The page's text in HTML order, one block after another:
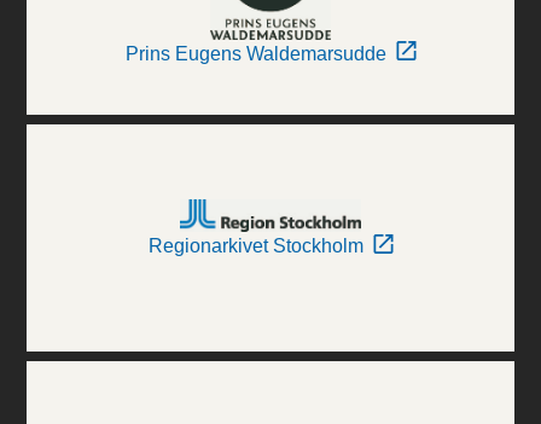
Prins Eugens Waldemarsudde
Regionarkivet Stockholm